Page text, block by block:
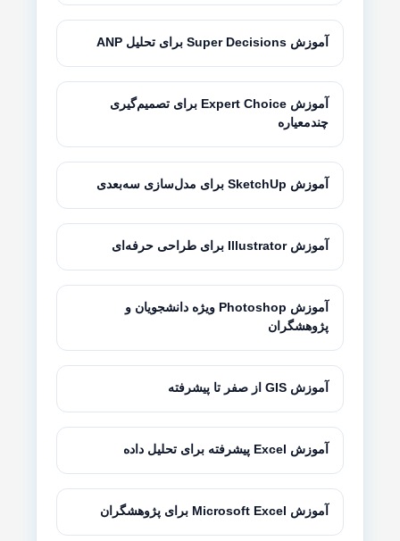
آموزش Super Decisions برای تحلیل ANP
آموزش Expert Choice برای تصمیم‌گیری
چندمعیاره
آموزش SketchUp برای مدل‌سازی سه‌بعدی
آموزش Illustrator برای طراحی حرفه‌ای
آموزش Photoshop ویژه دانشجویان و
پژوهشگران
آموزش GIS از صفر تا پیشرفته
آموزش Excel پیشرفته برای تحلیل داده
آموزش Microsoft Excel برای پژوهشگران